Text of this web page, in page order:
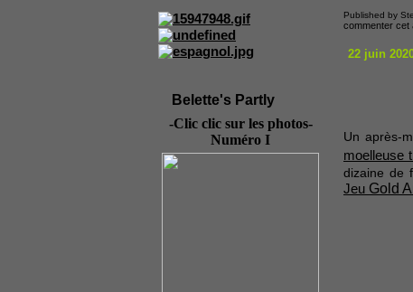
Belette's Partly
-Clic clic sur les photos-
Numéro I
Published by
commenter cet
22 juin
Un après-
moelleuse
dizaine de
Jeu Gold